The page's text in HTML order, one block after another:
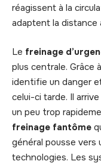
réagissent à la
adaptent la distance
Le freinage
plus centrale. Grâce
identifie un danger
celui-ci tarde. Il
un peu trop
freinage fantôme
général pousse vers
technologies. Les